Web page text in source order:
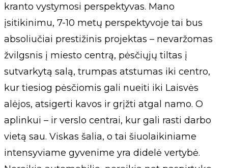
kranto vystymosi perspektyvas. Mano
įsitikinimu, 7-10 metų perspektyvoje tai bus
absoliučiai prestižinis projektas – nevaržomas
žvilgsnis į miesto centrą, pėsčiųjų tiltas į
sutvarkytą salą, trumpas atstumas iki centro,
kur tiesiog pėsčiomis gali nueiti iki Laisvės
alėjos, atsigerti kavos ir grįžti atgal namo. O
aplinkui – ir verslo centrai, kur gali rasti darbo
vietą sau. Viskas šalia, o tai šiuolaikiniame
intensyviame gyvenime yra didelė vertybė.